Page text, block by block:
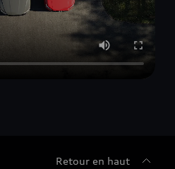
Retour en haut